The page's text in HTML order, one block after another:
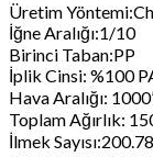
Üretim
İğne Aralığı:1/10
Birinci Taban:PP
İplik Cinsi: %100
Hava Aralığı:
Toplam Ağırlık:
İlmek